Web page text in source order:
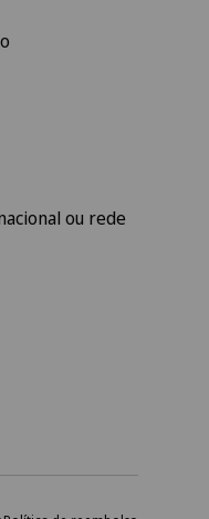
ou rede